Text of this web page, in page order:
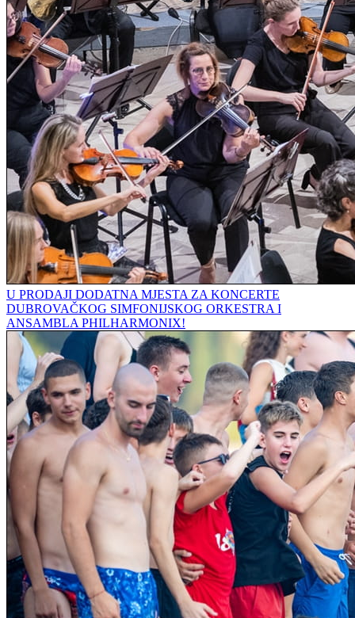
U PRODAJI DODATNA MJESTA ZA KONCERTE
DUBROVAČKOG SIMFONIJSKOG ORKESTRA I
ANSAMBLA PHILHARMONIX!